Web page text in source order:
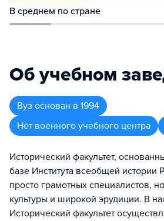
В среднем по стране
Об учебном
Вуз основан в 1994
Нет военного учебного центра
Исторический факультет,
базе Института всеобщей истории
просто грамотных специалистов,
культуры и широкой эрудиции. В
Исторический факультет